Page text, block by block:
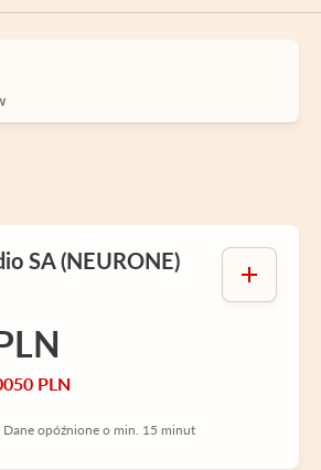
SA (NEURONE)
PLN
Dane opóźnione o min. 15 minut